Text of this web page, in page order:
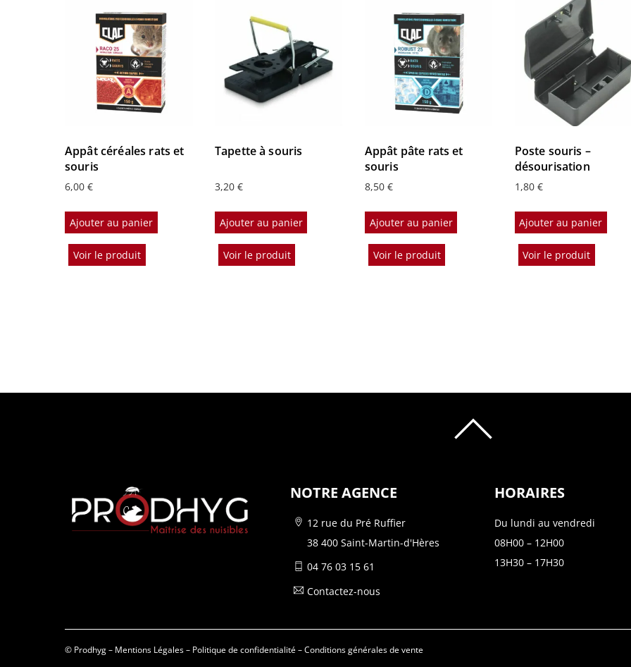
Appât céréales rats et
souris
6,00 €
Ajouter au panier
Voir le produit
Tapette à souris
3,20 €
Ajouter au panier
Voir le produit
Appât pâte rats et
souris
8,50 €
Ajouter au panier
Voir le produit
Poste souris –
désourisation
1,80 €
Ajouter au panier
Voir le produit
NOTRE AGENCE
12 rue du Pré Ruffier
38 400 Saint-Martin-d'Hères
04 76 03 15 61
Contactez-nous
HORAIRES
Du lundi au vendredi
08H00 – 12H00
13H30 – 17H30
© Prodhyg – Mentions Légales– Politique de confidentialité–Conditions générales de vente